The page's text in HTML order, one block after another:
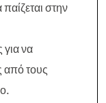
στην
να
από τους